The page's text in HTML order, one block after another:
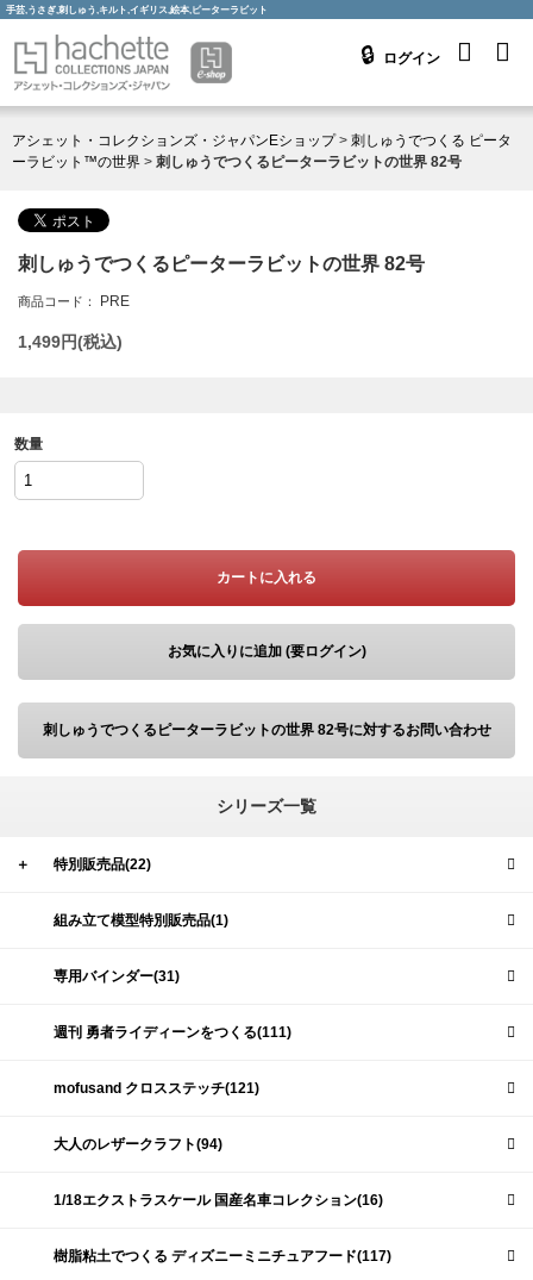
手芸,うさぎ,刺しゅう,キルト,イギリス,絵本,ピーターラビット
ログイン
アシェット・コレクションズ・ジャパンEショップ> 刺しゅうでつくる ピータ
ーラビット™の世界 > 刺しゅうでつくるピーターラビットの世界 82号
刺しゅうでつくるピーターラビットの世界 82号
商品コード： PRE
1,499円(税込)
数量
カートに入れる
お気に入りに追加 (要ログイン)
刺しゅうでつくるピーターラビットの世界 82号に対するお問い合わせ
シリーズ一覧
＋ 特別販売品(22)
組み立て模型特別販売品(1)
専用バインダー(31)
週刊 勇者ライディーンをつくる(111)
mofusand クロスステッチ(121)
大人のレザークラフト(94)
1/18エクストラスケール 国産名車コレクション(16)
樹脂粘土でつくる ディズニーミニチュアフード(117)